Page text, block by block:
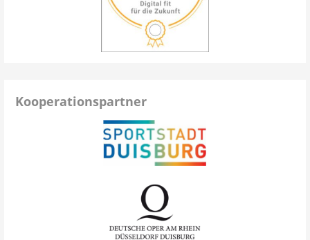
Kooperationspartner